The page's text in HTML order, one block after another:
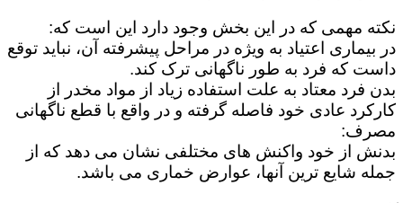
نکته مهمی که در این بخش وجود دارد این است که:
در بیماری اعتیاد به ویژه در مراحل پیشرفته آن، نباید توقع
داست که فرد به طور ناگهانی ترک کند.
بدن فرد معتاد به علت استفاده زیاد از مواد مخدر از
کارکرد عادی خود فاصله گرفته و در واقع با قطع ناگهانی
مصرف:
بدنش از خود واکنش های مختلفی نشان می دهد که از
جمله شایع ترین آنها، عوارض خماری می باشد.